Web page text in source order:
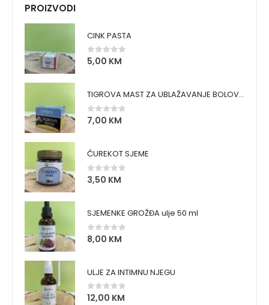
PROIZVODI
CINK PASTA
0 out of 5
5,00 KM
TIGROVA MAST ZA UBLAŽAVANJE BOLOVA I ZAGRIJAVANJE MIŠIĆA
0 out of 5
7,00 KM
ČUREKOT SJEME
0 out of 5
3,50 KM
SJEMENKE GROŽĐA ulje 50 ml
0 out of 5
8,00 KM
ULJE ZA INTIMNU NJEGU
0out of 5
12,00 KM